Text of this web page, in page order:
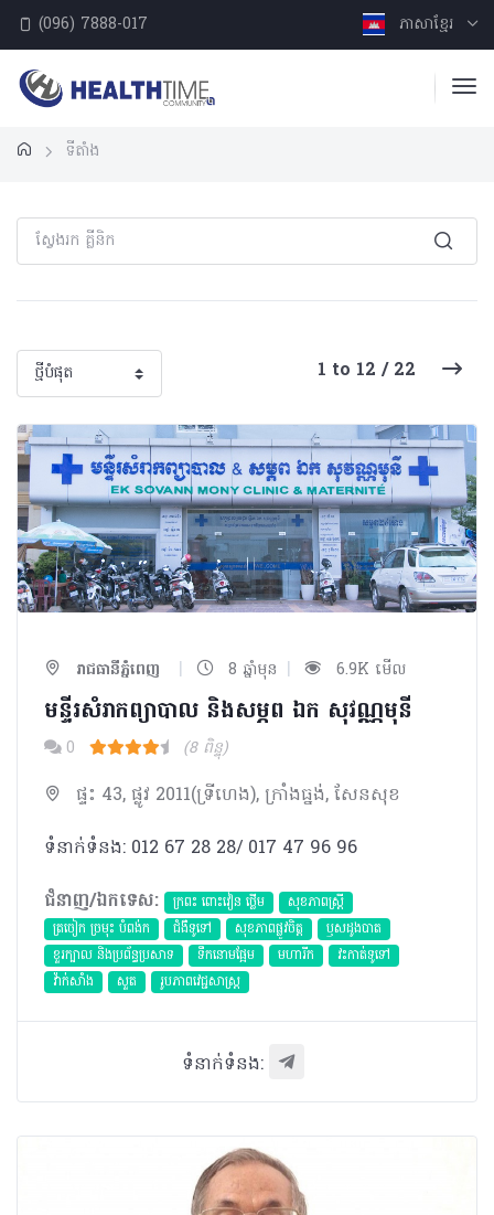
(096) 7888-017 ភាសាខ្មែរ
ទីតាំង
1 to 12 / 22
រាជធានីភ្នំពេញ | 8 ឆ្នាំមុន | 6.9K មើល
មន្ទីរសំរាកព្យាបាល និងសម្ភព ឯក សុវណ្ណមុនី
0 (8 ពិន្ទុ)
ផ្ទះ 43, ផ្លូវ 2011(ទ្រីហេង), ក្រាំងធ្នង់, សែនសុខ
ទំនាក់ទំនង: 012 67 28 28/ 017 47 96 96
ជំនាញ/ឯកទេស:
ក្រពះ ពោះវៀន ថ្លើម
សុខភាពស្រ្តី
ត្រចៀក ច្រមុះ បំពង់ក
ជំងឺទូទៅ សុខភាពផ្លូវចិត្ត
ឫសដូងបាត
ខួរក្បាល និងប្រព័ន្ធប្រសាទ
ទឹកនោមផ្អែម មហារីក​
វះកាត់ទូទៅ
វ៉ាក់សាំង
សួត ​រូបភាពវេជ្ជសាស្រ្ត
ទំនាក់ទំនង: